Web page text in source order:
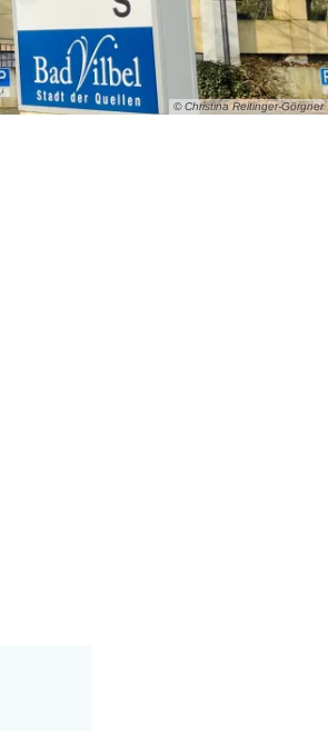
© Christina Reitinger-Görgner